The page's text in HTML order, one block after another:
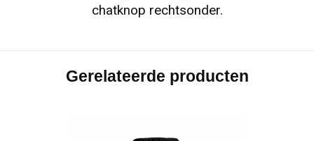
chatknop rechtsonder.
Gerelateerde producten